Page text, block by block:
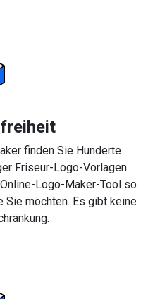
finden Sie Hunderte
Friseur-Logo-Vorlagen.
Logo-Maker-Tool so
möchten. Es gibt keine